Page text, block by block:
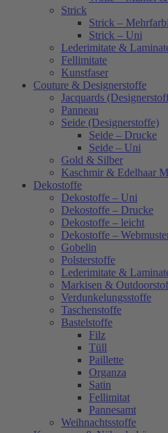
Strick
Strick –
Strick – Uni
Lederimitate &
Fellimitate
Kunstfaser
Couture & Designerstoffe
Jacquards
Panneau
Seide (Designerstoffe)
Seide – Drucke
Seide – Uni
Gold & Silber
Kaschmir & Edelhaar
Dekostoffe
Dekostoffe – Uni
Dekostoffe – Drucke
Dekostoffe – leicht
Dekostoffe –
Gobelin
Polsterstoffe
Lederimitate &
Markisen &
Verdunkelungsstoffe
Taschenstoffe
Bastelstoffe
Filz
Tüll
Paillette
Organza
Satin
Fellimitat
Pannesamt
Weihnachtsstoffe